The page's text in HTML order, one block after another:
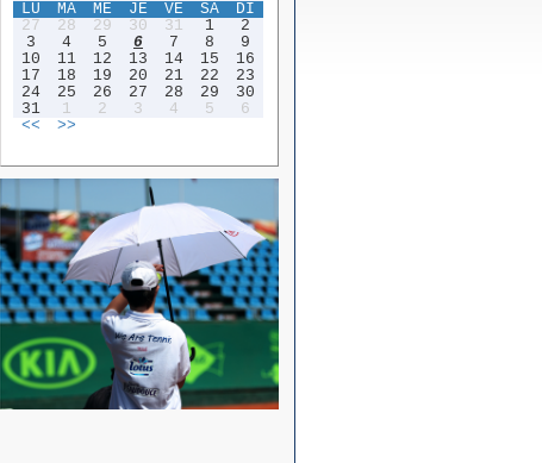
LU
MA ME JE VE SA
DI
27
28 29 30 31 1
2
3
4 5 6 7 8
9
10
11 12 13 14 15
16
17
18 19 20 21 22
23
24
25 26 27 28 29
30
31
1 2 3 4 5
6
<<
>>